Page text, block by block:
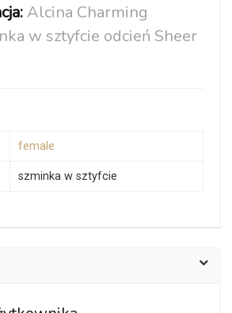
Alcina Charming
w sztyfcie odcień Sheer
female
szminka w sztyfcie